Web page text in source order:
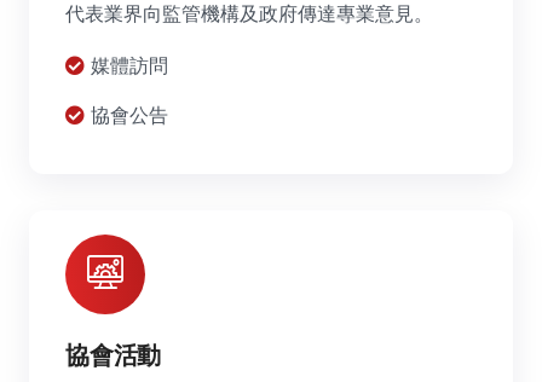
代表業界向監管機構及政府傳達專業意見。
媒體訪問
協會公告
協會活動